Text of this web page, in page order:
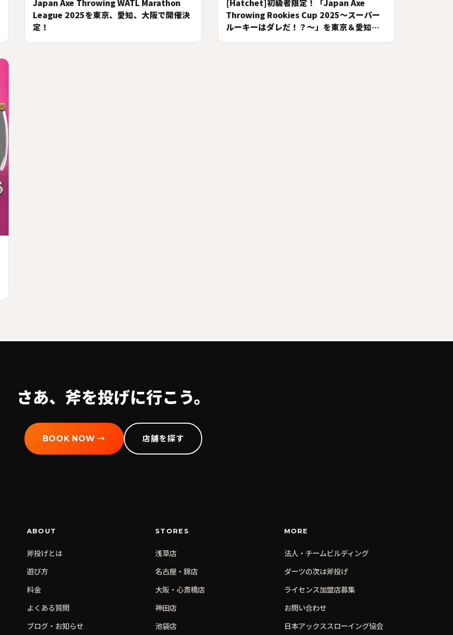
Japan Axe Throwing WATL Marathon
League 2025を東京、愛知、大阪で開催決
定！
[Hatchet]初級者限定！「Japan Axe
Throwing Rookies Cup 2025〜スーパー
ルーキーはダレだ！？〜」を東京＆愛知＆
さあ、斧を投げに行こう。
BOOK NOW → 店舗を探す
ABOUT
斧投げとは
遊び方
料金
よくある質問
ブログ・お知らせ
STORES
浅草店
名古屋・錦店
大阪・心斎橋店
神田店
池袋店
MORE
法人・チームビルディング
ダーツの次は斧投げ
ライセンス加盟店募集
お問い合わせ
日本アックススローイング協会